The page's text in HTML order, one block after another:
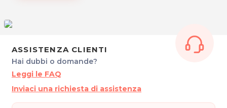
SOLE DI MEZZANOTTE
Via Sottopovolo, 85
Latisana (UD)
P.IVA 02327260309
Tel. 0431512014
ASSISTENZA CLIENTI
Hai dubbi o domande?
Leggi le FAQ
Inviaci una richiesta di assistenza